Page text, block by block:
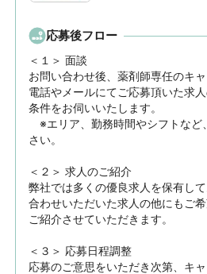
応募後フロー
＜１＞ 面談
お問い合わせ後、薬剤師専任のキ
電話やメールにてご応募頂いた求
条件をお伺いいたします。
※エリア、勤務時間やシフトなど
さい。
＜２＞ 求人のご紹介
弊社では多くの優良求人を保有し
合わせいただいた求人の他にもご
ご紹介させていただきます。
＜３＞ 応募日程調整
応募のご意思をいただき次第、キ